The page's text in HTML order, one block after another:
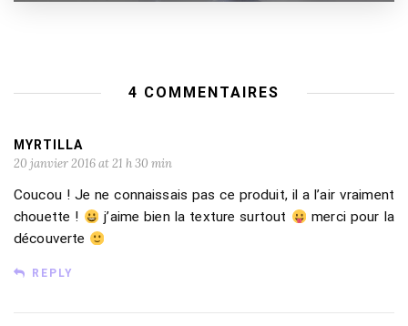
4 COMMENTAIRES
MYRTILLA
20 janvier 2016 at 21 h 30 min
Coucou ! Je ne connaissais pas ce produit, il a l’air vraiment
chouette !
j’aime bien la texture surtout
merci pour la
découverte
REPLY